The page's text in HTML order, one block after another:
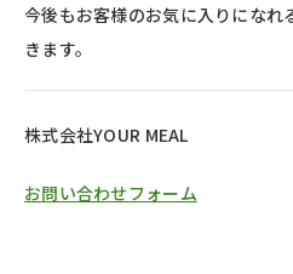
今後もお客様のお気に入りになれ
きます。
株式会社YOUR MEAL
お問い合わせフォーム